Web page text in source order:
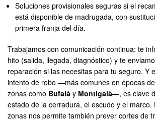
Soluciones provisionales seguras si el
está disponible de madrugada, con
primera franja del día.
Trabajamos con comunicación continua: te
hito (salida, llegada, diagnóstico) y te
reparación si las necesitas para tu seguro. Y
intento de robo —más comunes en épocas
zonas como Bufalà y Montigalà—, es clave
estado de la cerradura, el escudo y el
zonas nos permite también prever cortes de